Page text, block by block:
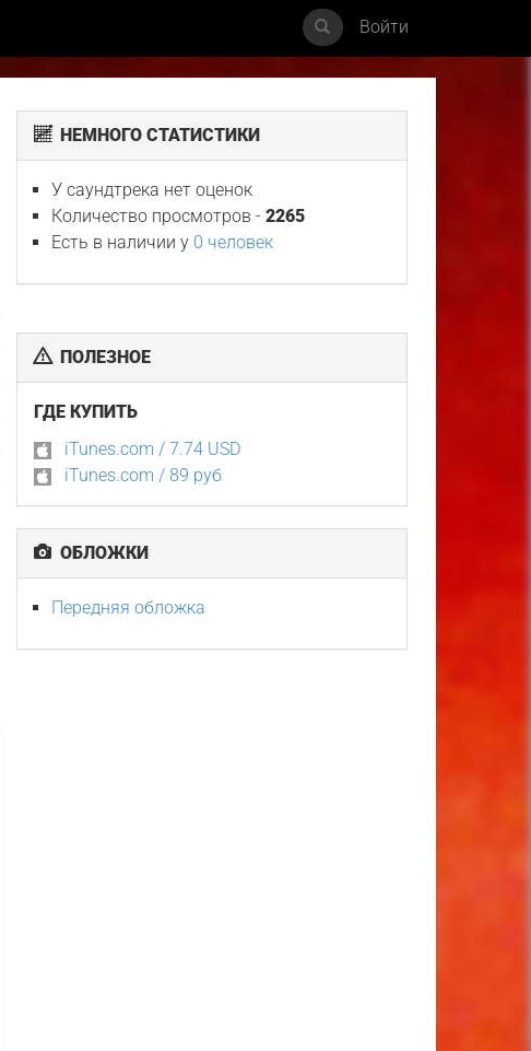
Войти
НЕМНОГО СТАТИСТИКИ
У саундтрека нет оценок
Количество просмотров -2265
Есть в наличии у 0 человек
ПОЛЕЗНОЕ
ГДЕ КУПИТЬ
iTunes.com / 7.74 USD
iTunes.com / 89 руб
ОБЛОЖКИ
Передняя обложка